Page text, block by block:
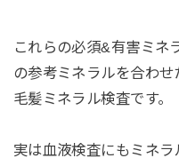
これらの必須&有害ミネ
の参考ミネラルを合わ
毛髪ミネラル検査です。
実は血液検査にもミネ